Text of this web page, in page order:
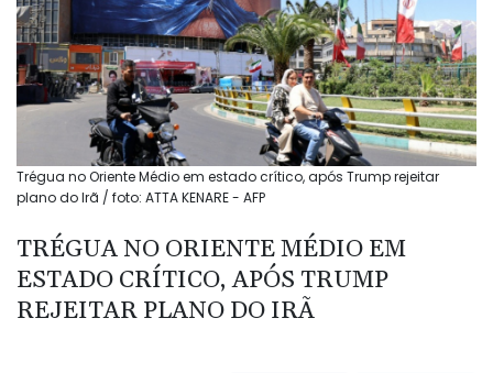
Trégua no Oriente Médio em estado crítico, após Trump rejeitar
plano do Irã / foto: ATTA KENARE - AFP
TRÉGUA NO ORIENTE MÉDIO EM
ESTADO CRÍTICO, APÓS TRUMP
REJEITAR PLANO DO IRÃ